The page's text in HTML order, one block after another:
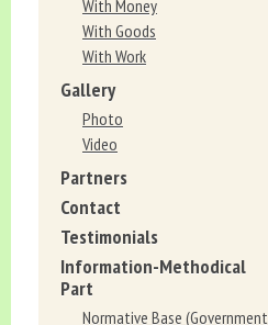
With Money
With Goods
With Work
Gallery
Photo
Video
Partners
Contact
Testimonials
Information-Methodical
Part
Normative Вase (Government